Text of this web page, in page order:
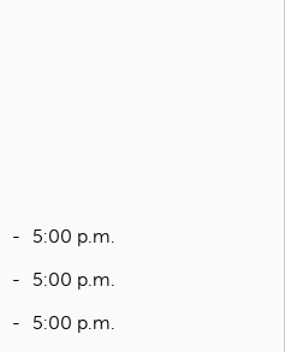
5:00 p.m.
5:00 p.m.
5:00 p.m.